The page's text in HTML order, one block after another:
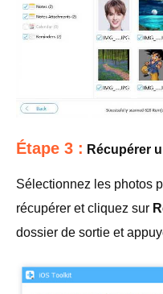
Étape 3 : Récupérer
Sélectionnez les photos
récupérer et cliquez sur
dossier de sortie et